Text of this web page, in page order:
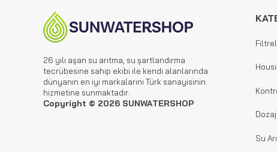
26 yılı aşan su arıtma, su şartlandırma
tecrübesine sahip ekibi ile kendi alanlarında
dünyanın en iyi markalarını Türk sanayisinin
hizmetine sunmaktadır.
Copyright © 2026 SUNWATERSHOP
Su